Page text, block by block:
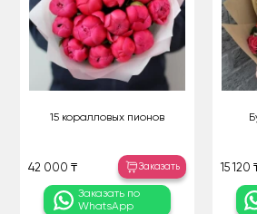
15 коралловых пионов
42 000 ₸ Заказать
Заказать по
WhatsApp
15 120